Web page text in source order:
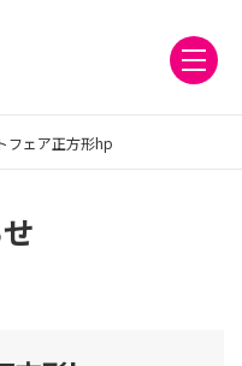
フェア正方形hp